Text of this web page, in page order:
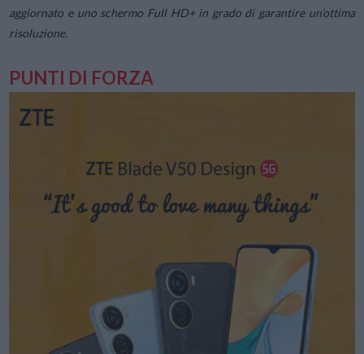
aggiornato e uno schermo Full HD+ in grado di garantire un’ottima
risoluzione.
PUNTI DI FORZA